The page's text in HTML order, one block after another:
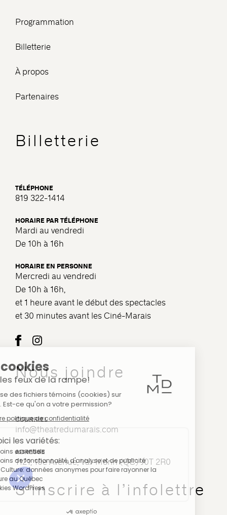
Programmation
Billetterie
À propos
Partenaires
Billetterie
TÉLÉPHONE
819 322-1414
HORAIRE PAR TÉLÉPHONE
Mardi au vendredi
De 10h à 16h
HORAIRE EN PERSONNE
Mercredi au vendredi
De 10h à 16h,
et 1 heure avant le début des spectacles
et 30 minutes avant les Ciné-Marais
Nous joindre
COURRIEL
info@theatredumarais.com
ADRESSE
1121, 10e Avenue, Val-Morin (QC) J0T 2R0
S’inscrire à l’infolettre